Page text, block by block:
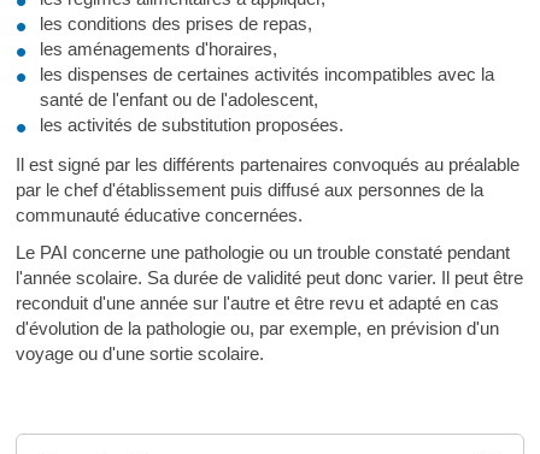
les conditions des prises de repas,
les aménagements d'horaires,
les dispenses de certaines activités incompatibles avec la
santé de l'enfant ou de l'adolescent,
les activités de substitution proposées.
Il est signé par les différents partenaires convoqués au préalable
par le chef d'établissement puis diffusé aux personnes de la
communauté éducative concernées.
Le PAI concerne une pathologie ou un trouble constaté pendant
l'année scolaire. Sa durée de validité peut donc varier. Il peut être
reconduit d'une année sur l'autre et être revu et adapté en cas
d'évolution de la pathologie ou, par exemple, en prévision d'un
voyage ou d'une sortie scolaire.